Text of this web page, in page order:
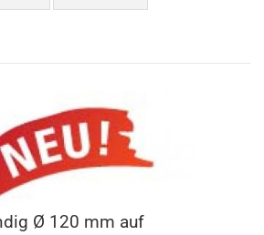
Ø 120 mm auf